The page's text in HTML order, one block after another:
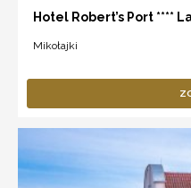
Hotel Robert’s Port ****
Mikołajki